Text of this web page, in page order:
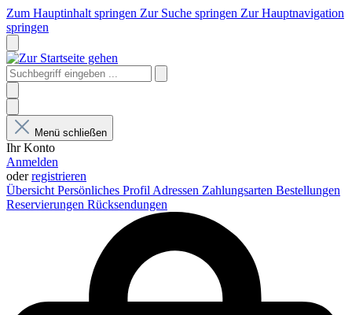
Zum Hauptinhalt springen Zur Suche springen Zur Hauptnavigation
springen
Menü schließen
Ihr Konto
Anmelden
oderregistrieren
Übersicht Persönliches Profil Adressen Zahlungsarten Bestellungen
Reservierungen Rücksendungen